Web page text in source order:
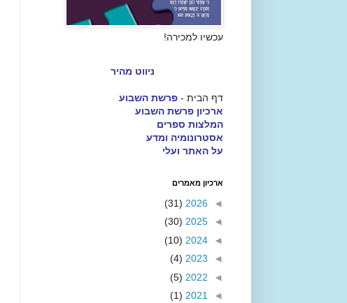
עכשיו למכירה!
ניווט מהיר
דף הבית - פרשת השבוע
ארכיון פרשת השבוע
המלצות ספרים
אסטרונומיה ומדע
על האתר ועלי
ארכיון מאמרים
◄
2026
(31)
◄
2025
(30)
◄
2024
(10)
◄
2023
(4)
◄
2022
(5)
◄
2021
(1)